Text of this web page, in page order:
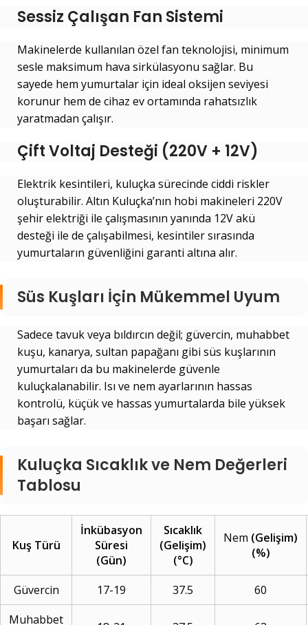
Sessiz Çalışan Fan Sistemi
Makinelerde kullanılan özel fan teknolojisi, minimum
sesle maksimum hava sirkülasyonu sağlar. Bu
sayede hem yumurtalar için ideal oksijen seviyesi
korunur hem de cihaz ev ortamında rahatsızlık
yaratmadan çalışır.
Çift Voltaj Desteği (220V + 12V)
Elektrik kesintileri, kuluçka sürecinde ciddi riskler
oluşturabilir. Altın Kuluçka’nın hobi makineleri 220V
şehir elektriği ile çalışmasının yanında 12V akü
desteği ile de çalışabilmesi, kesintiler sırasında
yumurtaların güvenliğini garanti altına alır.
Süs Kuşları İçin Mükemmel Uyum
Sadece tavuk veya bıldırcın değil; güvercin, muhabbet
kuşu, kanarya, sultan papağanı gibi süs kuşlarının
yumurtaları da bu makinelerde güvenle
kuluçkalanabilir. Isı ve nem ayarlarının hassas
kontrolü, küçük ve hassas yumurtalarda bile yüksek
başarı sağlar.
Kuluçka Sıcaklık ve Nem Değerleri
Tablosu
Kuş Türü
İnkübasyon
Süresi
(Gün)
Sıcaklık
(Gelişim)
(°C)
Nem (Gelişim)
(%)
Güvercin 17-19 37.5
60
Muhabbet